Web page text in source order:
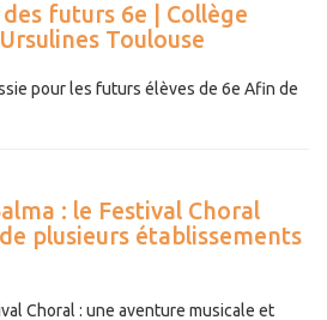
futurs 6e | Collège
Toulouse
pour les futurs élèves de 6e Afin de
: le Festival Choral
plusieurs établissements
Choral : une aventure musicale et